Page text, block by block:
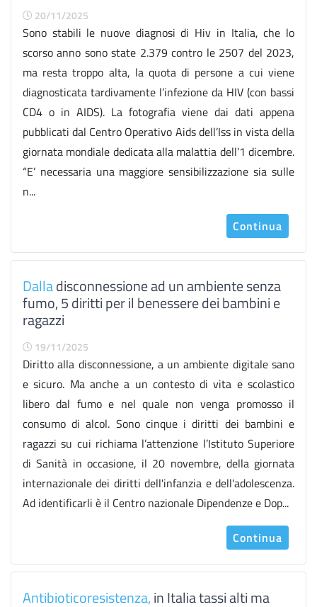
20/11/2025
Sono stabili le nuove diagnosi di Hiv in Italia, che lo
scorso anno sono state 2.379 contro le 2507 del 2023,
ma resta troppo alta, la quota di persone a cui viene
diagnosticata tardivamente l’infezione da HIV (con bassi
CD4 o in AIDS). La fotografia viene dai dati appena
pubblicati dal Centro Operativo Aids dell’Iss in vista della
giornata mondiale dedicata alla malattia dell’1 dicembre.
“E’ necessaria una maggiore sensibilizzazione sia sulle
n...
Continua
Dalladisconnessione ad un ambiente senza
fumo, 5 diritti per il benessere dei bambini e
ragazzi
19/11/2025
Diritto alla disconnessione, a un ambiente digitale sano
e sicuro. Ma anche a un contesto di vita e scolastico
libero dal fumo e nel quale non venga promosso il
consumo di alcol. Sono cinque i diritti dei bambini e
ragazzi su cui richiama l’attenzione l’Istituto Superiore
di Sanità in occasione, il 20 novembre, della giornata
internazionale dei diritti dell'infanzia e dell'adolescenza.
Ad identificarli è il Centro nazionale Dipendenze e Dop...
Continua
Antibioticoresistenza,in Italia tassi alti ma